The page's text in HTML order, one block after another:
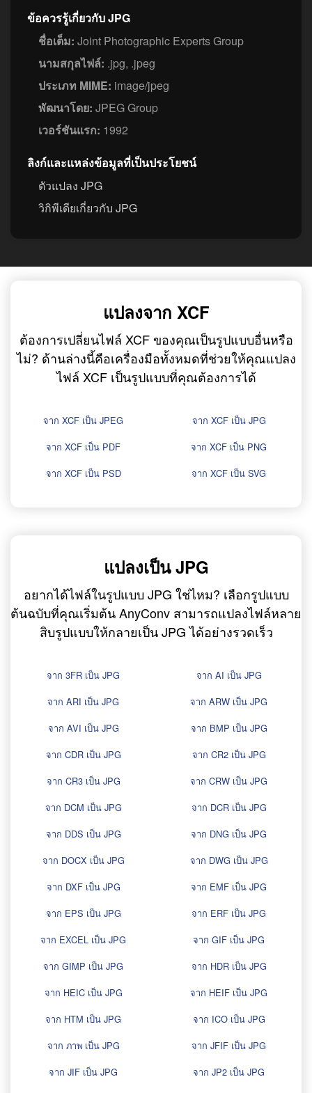
ข้อควรรู้เกี่ยวกับ JPG
ชื่อเต็ม: Joint Photographic Experts Group
นามสกุลไฟล์: .jpg, .jpeg
ประเภท MIME: image/jpeg
พัฒนาโดย: JPEG Group
เวอร์ชันแรก: 1992
ลิงก์และแหล่งข้อมูลที่เป็นประโยชน์
ตัวแปลง JPG
วิกิพีเดียเกี่ยวกับ JPG
แปลงจาก XCF
ต้องการเปลี่ยนไฟล์ XCF ของคุณเป็นรูปแบบอื่นหรือ
ไม่? ด้านล่างนี้คือเครื่องมือทั้งหมดที่ช่วยให้คุณแปลง
ไฟล์ XCF เป็นรูปแบบที่คุณต้องการได้
จาก XCF เป็น JPEG
จาก XCF เป็น JPG
จาก XCF เป็น PDF
จาก XCF เป็น PNG
จาก XCF เป็น PSD
จาก XCF เป็น SVG
แปลงเป็น JPG
อยากได้ไฟล์ในรูปแบบ JPG ใช่ไหม? เลือกรูปแบบ
ต้นฉบับที่คุณเริ่มต้น AnyConv สามารถแปลงไฟล์หลาย
สิบรูปแบบให้กลายเป็น JPG ได้อย่างรวดเร็ว
จาก 3FR เป็น JPG
จาก AI เป็น JPG
จาก ARI เป็น JPG
จาก ARW เป็น JPG
จาก AVI เป็น JPG
จาก BMP เป็น JPG
จาก CDR เป็น JPG
จาก CR2 เป็น JPG
จาก CR3 เป็น JPG
จาก CRW เป็น JPG
จาก DCM เป็น JPG
จาก DCR เป็น JPG
จาก DDS เป็น JPG
จาก DNG เป็น JPG
จาก DOCX เป็น JPG
จาก DWG เป็น JPG
จาก DXF เป็น JPG
จาก EMF เป็น JPG
จาก EPS เป็น JPG
จาก ERF เป็น JPG
จาก EXCEL เป็น JPG
จาก GIF เป็น JPG
จาก GIMP เป็น JPG
จาก HDR เป็น JPG
จาก HEIC เป็น JPG
จาก HEIF เป็น JPG
จาก HTM เป็น JPG
จาก ICO เป็น JPG
จาก ภาพ เป็น JPG
จาก JFIF เป็น JPG
จาก JIF เป็น JPG
จาก JP2 เป็น JPG